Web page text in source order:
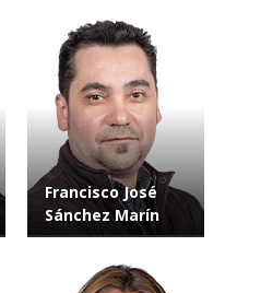
Francisco José
Sánchez Marín